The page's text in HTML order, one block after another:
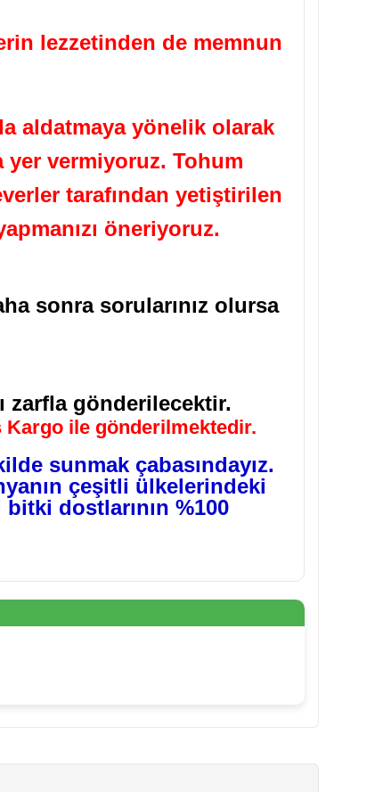
lezzetinden de memnun
aldatmaya yönelik olarak
yer vermiyoruz. Tohum
tarafından yetiştirilen
öneriyoruz.
sonra sorularınız olursa
zarfla gönderilecektir.
Kargo ile gönderilmektedir.
sunmak çabasındayız.
çeşitli ülkelerindeki
dostlarının %100